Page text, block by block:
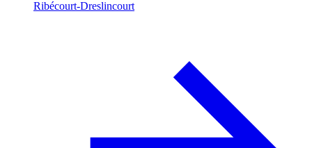
Ribécourt-Dreslincourt